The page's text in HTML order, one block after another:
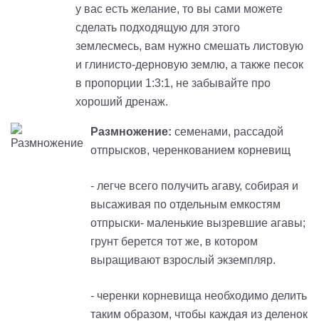
у вас есть желание, то вы сами можете
сделать подходящую для этого
землесмесь, вам нужно смешать листовую
и глинисто-дерновую землю, а также песок
в пропорции 1:3:1, не забывайте про
хороший дренаж.
Размножение: семенами, рассадой
отпрысков, черенкованием корневищ
- легче всего получить агаву, собирая и
высаживая по отдельным емкостям
отпрыски- маленькие вызревшие агавы;
грунт берется тот же, в котором
выращивают взрослый экземпляр.
- черенки корневища необходимо делить
таким образом, чтобы каждая из деленок